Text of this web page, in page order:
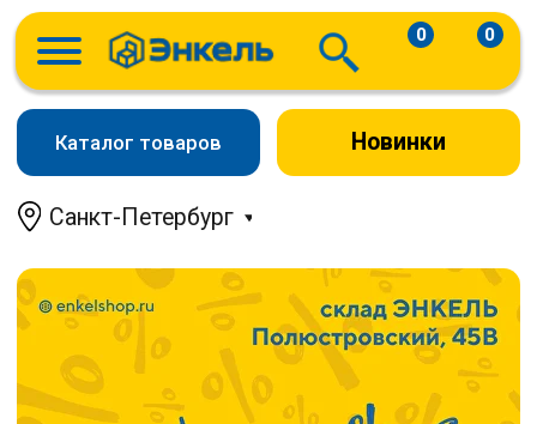
Новинки
Санкт-Петербург